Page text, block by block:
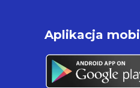
Aplikacja